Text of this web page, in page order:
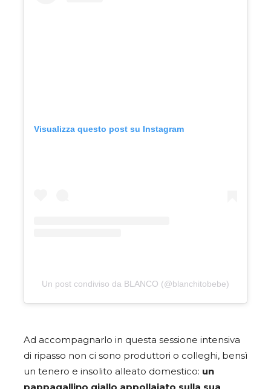
Visualizza questo post su Instagram
Un post condiviso da BLANCO (@blanchitobebe)
Ad accompagnarlo in questa sessione intensiva
di ripasso non ci sono produttori o colleghi, bensì
un tenero e insolito alleato domestico: un